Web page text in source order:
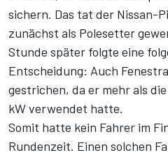
sichern. Das tat der Nissan-
zunächst als Polesetter
Stunde später folgte eine
Entscheidung: Auch
gestrichen, da er mehr als
kW verwendet hatte.
Somit hatte kein Fahrer im
Rundenzeit. Einen solchen